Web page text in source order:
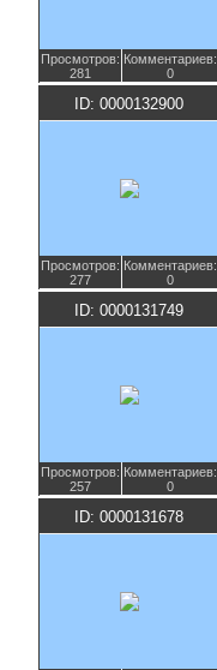
Просмотров:
281
Комментариев:
0
ID: 0000132900
Просмотров:
277
Комментариев:
0
ID: 0000131749
Просмотров:
257
Комментариев:
0
ID: 0000131678